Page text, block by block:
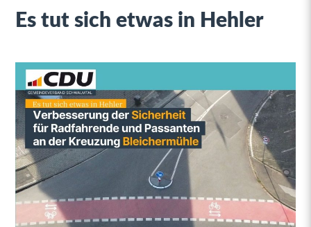
Es tut sich etwas in Hehler